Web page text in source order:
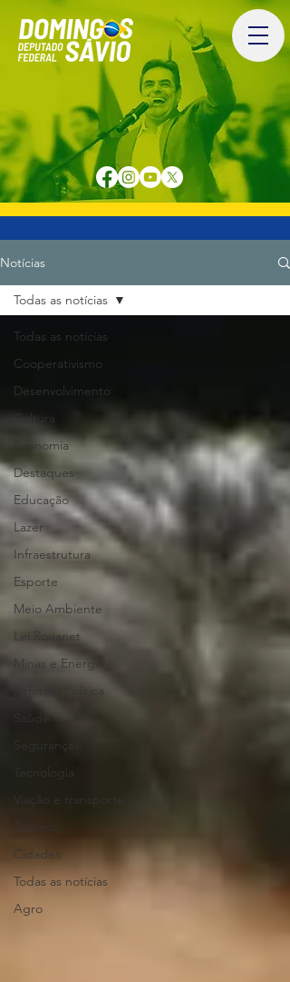
Notícias
Todas as notícias
Cooperativismo
Desenvolvimento
Cultura
Economia
Destaques
Educação
Lazer
Infraestrutura
Esporte
Meio Ambiente
Lei Rouanet
Minas e Energia
Reforma Política
Saúde
Segurança
Tecnologia
Viação e transporte
Turismo
Cidades
Todas as notícias
Agro
Todas as notícias